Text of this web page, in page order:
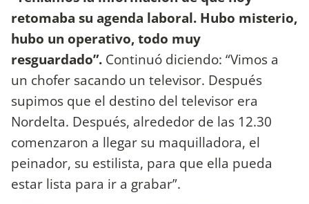
retomaba su agenda laboral. Hubo misterio,
hubo un operativo, todo muy
resguardado”. Continuó diciendo: “Vimos a
un chofer sacando un televisor. Después
supimos que el destino del televisor era
Nordelta. Después, alrededor de las 12.30
comenzaron a llegar su maquilladora, el
peinador, su estilista, para que ella pueda
estar lista para ir a grabar”.